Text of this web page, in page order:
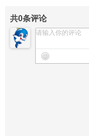
【18演员】
【19演员】
【20演员】
【晚会片花
【晚会迎宾】
【时报记者
共0条评论